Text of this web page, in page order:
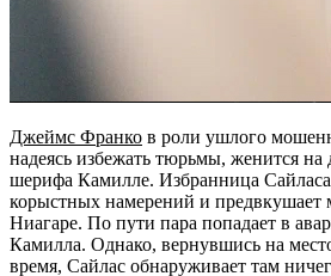
Джеймс Франко в роли ушлого
надеясь избежать тюрьмы, женится на
шерифа Камилле. Избранница Сайласа
корыстных намерений и предвкушает
Ниагаре. По пути пара попадает в
Камилла. Однако, вернувшись на
время, Сайлас обнаруживает там